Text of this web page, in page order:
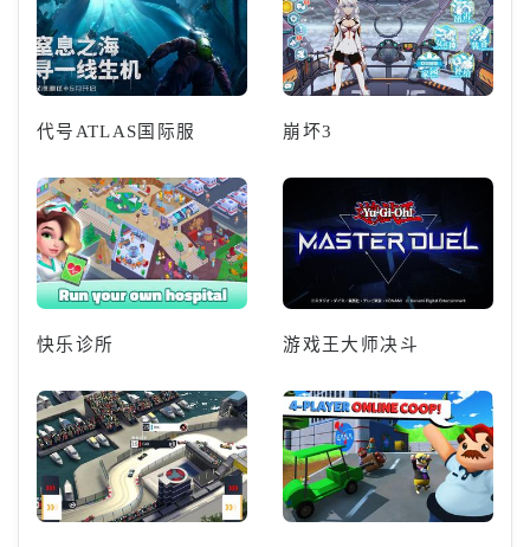
代号ATLAS国际服 崩坏3
快乐诊所 游戏王大师决斗